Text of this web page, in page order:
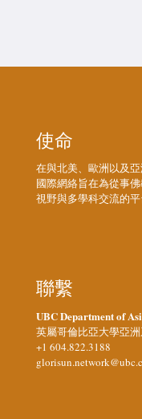
使命
在與北美、歐洲以及
國際網絡旨在為從事
視野與多學科交流的平
聯繫
UBC Department of
英屬哥倫比亞大學亞
+1 604.822.3188